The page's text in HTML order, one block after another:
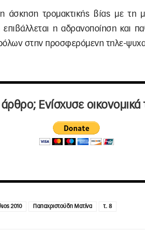
άσκηση τρομακτικής βίας με τη
η αδρανοποίηση και
στην προσφερόμενη τηλε-
Ενίσχυσε
2010 Παπαχριστούδη Ματίνα τ. 8